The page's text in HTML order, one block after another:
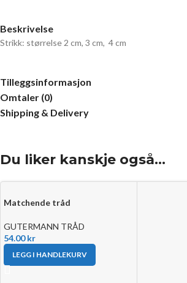
Beskrivelse
Strikk: størrelse 2 cm, 3 cm, 4 cm
Tilleggsinformasjon
Omtaler (0)
Shipping & Delivery
Du liker kanskje også…
Matchende tråd
GUTERMANN TRÅD
54.00kr
LEGG I HANDLEKURV